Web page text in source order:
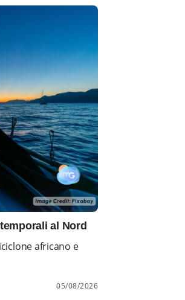
al Nord
africano e
05/08/2026